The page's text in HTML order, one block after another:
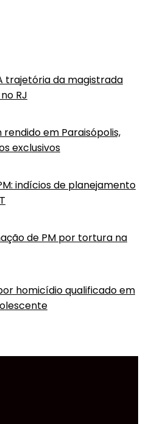
trajetória da magistrada
RJ
em Paraisópolis,
exclusivos
indícios de planejamento
de PM por tortura na
homicídio qualificado em